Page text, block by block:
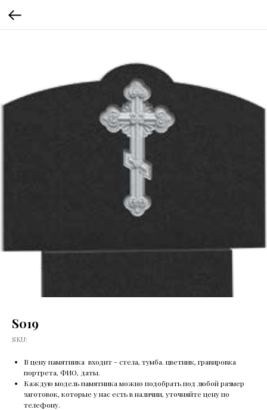
S019
SKU:
В цену памятника входит - стела, тумба. цветник, гравировка
портрета, ФИО, даты.
Каждую модель памятника можно подобрать под любой размер
заготовок, которые у нас есть в наличии, уточняйте цену по
телефону.